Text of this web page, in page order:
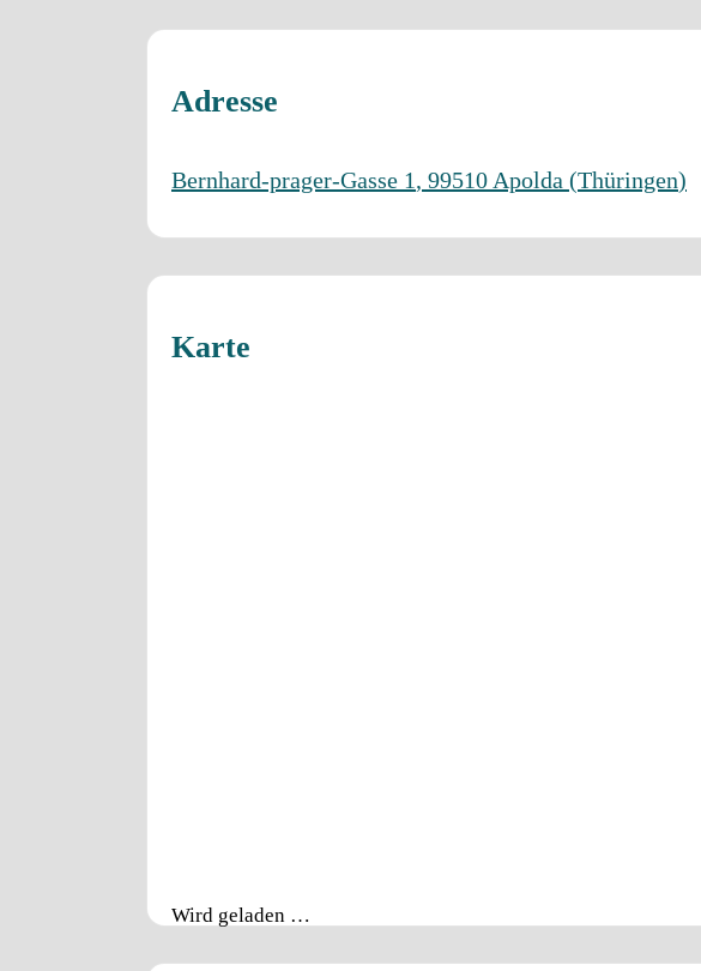
Adresse
Bernhard-prager-Gasse 1, 99510 Apolda (Thüringen)
Karte
Wird geladen …